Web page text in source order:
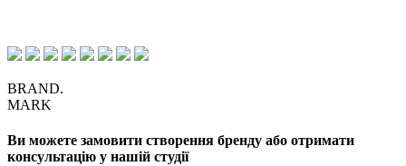
BRAND.
MARK
Ви можете замовити створення бренду або отримати
консультацію у нашій студії